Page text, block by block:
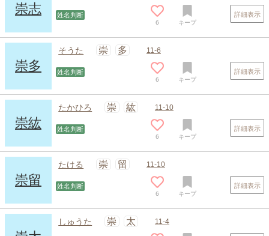
崇志 姓名判断
6 キープ
詳細表示
崇多
そうた 崇 多 11-6
姓名判断
6 キープ
詳細表示
崇紘
たかひろ 崇 紘 11-10
姓名判断
6 キープ
詳細表示
崇留
たける 崇 留 11-10
姓名判断
6 キープ
詳細表示
しゅうた 崇 太 11-4